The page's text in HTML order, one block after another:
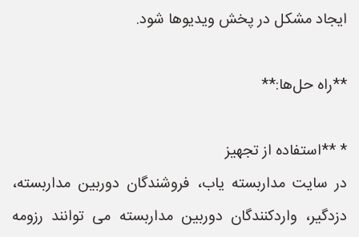
ایجاد مشکل در پخش ویدیوها شود.
**راه حل‌ها:**
* **استفاده از تجهیز
در سایت مداربسته یاب، فروشندگان دوربین مداربسته،
دزدگیر، واردکنندگان دوربین مداربسته می توانند رزومه